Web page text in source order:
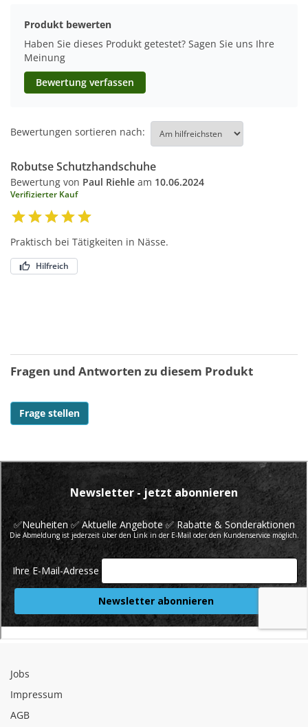
Produkt bewerten
Haben Sie dieses Produkt getestet? Sagen Sie uns Ihre
Meinung
Bewertung verfassen
Bewertungen sortieren nach:
Robutse Schutzhandschuhe
Bewertung von Paul Riehle am 10.06.2024
Verifizierter Kauf
Praktisch bei Tätigkeiten in Nässe.
Hilfreich
Fragen und Antworten zu diesem Produkt
Frage stellen
Jobs
Impressum
AGB